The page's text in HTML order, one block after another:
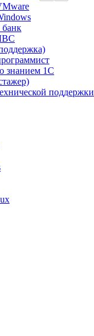
банк
знанием 1С
поддержки